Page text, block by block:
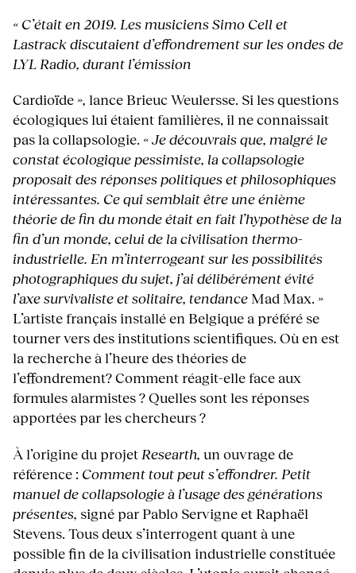
« C’était en 2019. Les musiciens Simo Cell et
Lastrack discutaient d’effondrement sur les ondes de
LYL Radio, durant l’émission
Cardioïde», lance Brieuc Weulersse. Si les questions
écologiques lui étaient familières, il ne connaissait
pas la collapsologie. « Je découvrais que, malgré le
constat écologique pessimiste, la collapsologie
proposait des réponses politiques et philosophiques
intéressantes. Ce qui semblait être une énième
théorie de fin du monde était en fait l’hypothèse de la
fin d’un monde, celui de la civilisation thermo-
industrielle. En m’interrogeant sur les possibilités
photographiques du sujet, j’ai délibérément évité
l’axe survivaliste et solitaire, tendance Mad Max. »
L’artiste français installé en Belgique a préféré se
tourner vers des institutions scientifiques. Où en est
la recherche à l’heure des théories de
l’effondrement? Comment réagit-elle face aux
formules alarmistes ? Quelles sont les réponses
apportées par les chercheurs ?
À l’origine du projet Researth, un ouvrage de
référence : Comment tout peut s’effondrer. Petit
manuel de collapsologie à l’usage des générations
présentes, signé par Pablo Servigne et Raphaël
Stevens. Tous deux s’interrogent quant à une
possible fin de la civilisation industrielle constituée